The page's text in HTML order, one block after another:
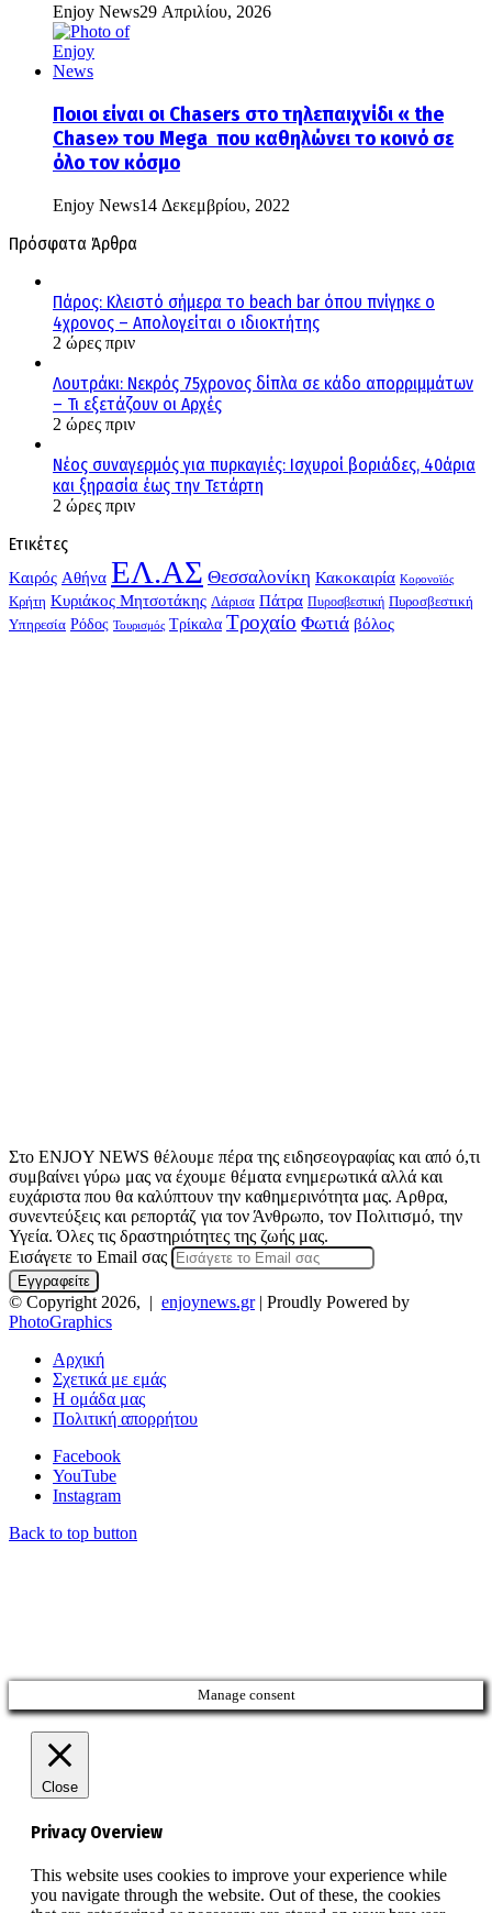
Enjoy News29 Απριλίου, 2026
Ποιοι είναι οι Chasers στο τηλεπαιχνίδι « the
Chase» του Mega που καθηλώνει το κοινό σε
όλο τον κόσμο
Enjoy News14 Δεκεμβρίου, 2022
Πρόσφατα Άρθρα
Πάρος: Κλειστό σήμερα το beach bar όπου πνίγηκε ο
4χρονος – Απολογείται ο ιδιοκτήτης
2 ώρες πριν
Λουτράκι: Νεκρός 75χρονος δίπλα σε κάδο απορριμμάτων
– Τι εξετάζουν οι Αρχές
2 ώρες πριν
Νέος συναγερμός για πυρκαγιές: Ισχυροί βοριάδες, 40άρια
και ξηρασία έως την Τετάρτη
2 ώρες πριν
Ετικέτες
Kαιρός Αθήνα ΕΛ.ΑΣ Θεσσαλονίκη Κακοκαιρία Κορονοϊός
Κρήτη Κυριάκος Μητσοτάκης Λάρισα Πάτρα Πυροσβεστική Πυροσβεστική
Υπηρεσία Ρόδος Τουρισμός Τρίκαλα Τροχαίο Φωτιά βόλος
Στο ENJOY NEWS θέλουμε πέρα της ειδησεογραφίας και από ό,τι
συμβαίνει γύρω μας να έχουμε θέματα ενημερωτικά αλλά και
ευχάριστα που θα καλύπτουν την καθημερινότητα μας. Αρθρα,
συνεντεύξεις και ρεπορτάζ για τον Άνθρωπο, τον Πολιτισμό, την
Υγεία. Όλες τις δραστηριότητες της ζωής μας.
Εισάγετε το Email σας
© Copyright 2026, | enjoynews.gr| Proudly Powered by
PhotoGraphics
Αρχική
Σχετικά με εμάς
Η ομάδα μας
Πολιτική απορρήτου
Facebook
YouTube
Instagram
Back to top button
Manage consent
Close
Privacy Overview
This website uses cookies to improve your experience while
you navigate through the website. Out of these, the cookies